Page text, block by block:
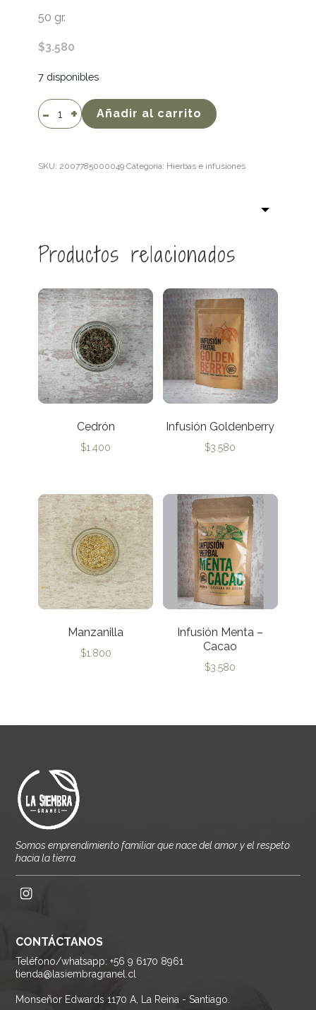
50 gr.
$3.580
7 disponibles
Infusión
Arándano
Añadir al carrito
SKU: 2007785000049 Categoría: Hierbas e infusiones
Productos relacionados
Cedrón
$1.400
Infusión Goldenberry
$3.580
Manzanilla
$1.800
Infusión Menta –
Cacao
$3.580
Somos emprendimiento familiar que nace del amor y el respeto
hacia la tierra.
CONTÁCTANOS
Teléfono/whatsapp: +56 9 6170 8961
tienda@lasiembragranel.cl
Monseñor Edwards 1170 A, La Reina - Santiago.